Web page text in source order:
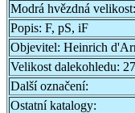
Modrá hvězdná velikost:
Popis: F, pS, iF
Objevitel: Heinrich
Velikost dalekohledu:
Další označení:
Ostatní katalogy: